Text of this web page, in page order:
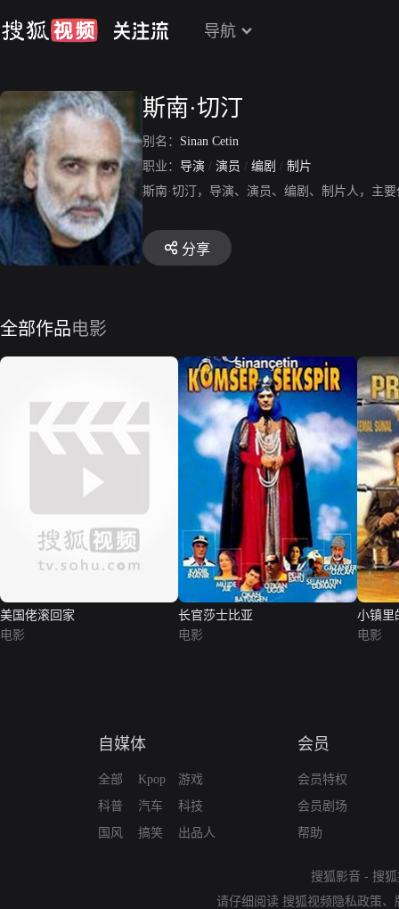
导航
斯南·切汀
别名： Sinan Cetin
职业： 导演 / 演员 / 编剧 / 制片
斯南·切汀，导演、演员、编剧、制片人，主
分享
全部作品电影
美国佬滚回家
电影
长官莎士比亚
电影
小镇里
电影
自媒体
全部
科普
国风
Kpop
汽车
搞笑
游戏
科技
出品人
会员
会员特权
会员剧场
帮助
搜狐影音 - 搜
请仔细阅读 搜狐视频隐私政策、